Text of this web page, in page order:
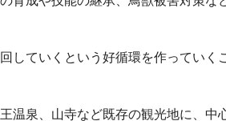
していくという好循環を作っていく
温泉、山寺など既存の観光地に、中